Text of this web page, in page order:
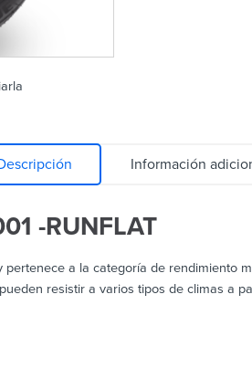
Información
-RUNFLAT
a la categoría de rendimiento
resistir a varios tipos de climas a